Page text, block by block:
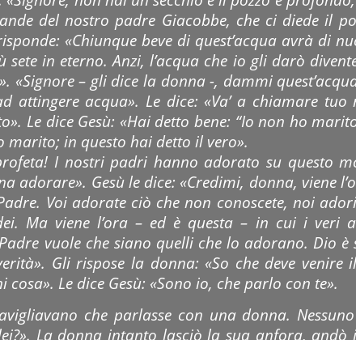
del nostro padre Giacobbe, che ci diede il
«Chiunque beve di quest’acqua avrà di
in eterno. Anzi, l’acqua che io gli darò
«Signore – gli dice la donna -, dammi
acqua». Le dice: «Va’ a chiamare tuo
Le dice Gesù: «Hai detto bene: “Io non ho
in questo hai detto il vero».
I nostri padri hanno adorato su questo
adorare». Gesù le dice: «Credimi, donna, viene
Voi adorate ciò che non conoscete, noi
Ma viene l’ora – ed è questa – in cui i veri
vuole che siano quelli che lo adorano. Dio è
Gli rispose la donna: «So che deve venire
Le dice Gesù: «Sono io, che parlo con te».
che parlasse con una donna.
La donna intanto lasciò la sua anfora, andò